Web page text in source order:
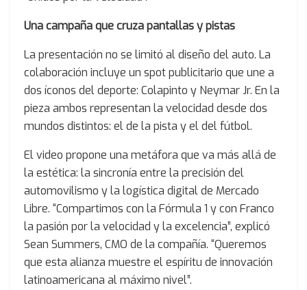
Una campaña que cruza pantallas y pistas
La presentación no se limitó al diseño del auto. La
colaboración incluye un spot publicitario que une a
dos íconos del deporte: Colapinto y Neymar Jr. En la
pieza ambos representan la velocidad desde dos
mundos distintos: el de la pista y el del fútbol.
El video propone una metáfora que va más allá de
la estética: la sincronía entre la precisión del
automovilismo y la logística digital de Mercado
Libre. “Compartimos con la Fórmula 1 y con Franco
la pasión por la velocidad y la excelencia”, explicó
Sean Summers, CMO de la compañía. “Queremos
que esta alianza muestre el espíritu de innovación
latinoamericana al máximo nivel”.